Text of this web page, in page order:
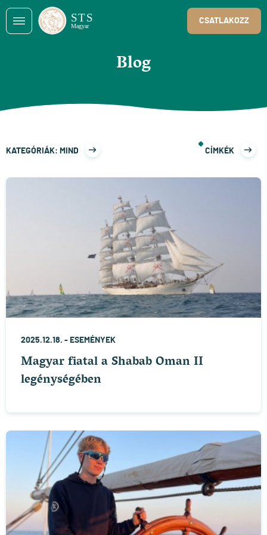
CSATLAKOZZ
Blog
KATEGÓRIÁK: MIND CÍMKÉK
2025.12.18. - ESEMÉNYEK
Magyar fiatal a Shabab Oman II
legénységében